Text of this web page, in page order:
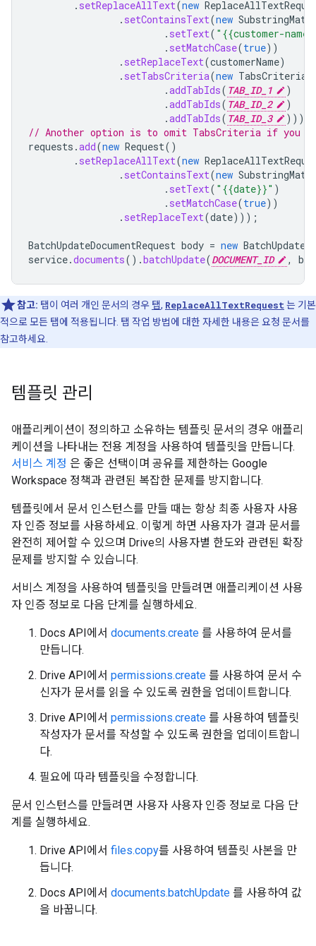
. setReplaceAllText(new
. setContainsText(new
. setText( "{{customer-
. setMatchCase(true))
. setReplaceText(customerName)
. setTabsCriteria(new TabsCriteria
.addTabIds( TAB_ID_1
)
.addTabIds( TAB_ID_2
)
.addTabIds( TAB_ID_3
// Another option is to omit TabsCriteria if you
requests .add(new Request()
. setReplaceAllText(new
. setContainsText(new
. setText( "{{date}}" )
. setMatchCase(true))
. setReplaceText(date)));
BatchUpdateDocumentRequest body = new
service.documents().batchUpdate(DOCUMENT_ID ,
참고: 탭이 여러 개인 문서의 경우 탭, ReplaceAllTextRequest 는 기본
적으로 모든 탭에 적용됩니다. 탭 작업 방법에 대한 자세한 내용은 요청 문서를
참고하세요.
템플릿 관리
애플리케이션이 정의하고 소유하는 템플릿 문서의 경우 애플리
케이션을 나타내는 전용 계정을 사용하여 템플릿을 만듭니다.
서비스 계정 은 좋은 선택이며 공유를 제한하는 Google
Workspace 정책과 관련된 복잡한 문제를 방지합니다.
템플릿에서 문서 인스턴스를 만들 때는 항상 최종 사용자 사용
자 인증 정보를 사용하세요. 이렇게 하면 사용자가 결과 문서를
완전히 제어할 수 있으며 Drive의 사용자별 한도와 관련된 확장
문제를 방지할 수 있습니다.
서비스 계정을 사용하여 템플릿을 만들려면 애플리케이션 사용
자 인증 정보로 다음 단계를 실행하세요.
Docs API에서 documents.create 를 사용하여 문서를
만듭니다.
Drive API에서 permissions.create 를 사용하여 문서 수
신자가 문서를 읽을 수 있도록 권한을 업데이트합니다.
Drive API에서 permissions.create 를 사용하여 템플릿
작성자가 문서를 작성할 수 있도록 권한을 업데이트합니
다.
필요에 따라 템플릿을 수정합니다.
문서 인스턴스를 만들려면 사용자 사용자 인증 정보로 다음 단
계를 실행하세요.
Drive API에서 files.copy를 사용하여 템플릿 사본을 만
듭니다.
Docs API에서 documents.batchUpdate 를 사용하여 값
을 바꿉니다.